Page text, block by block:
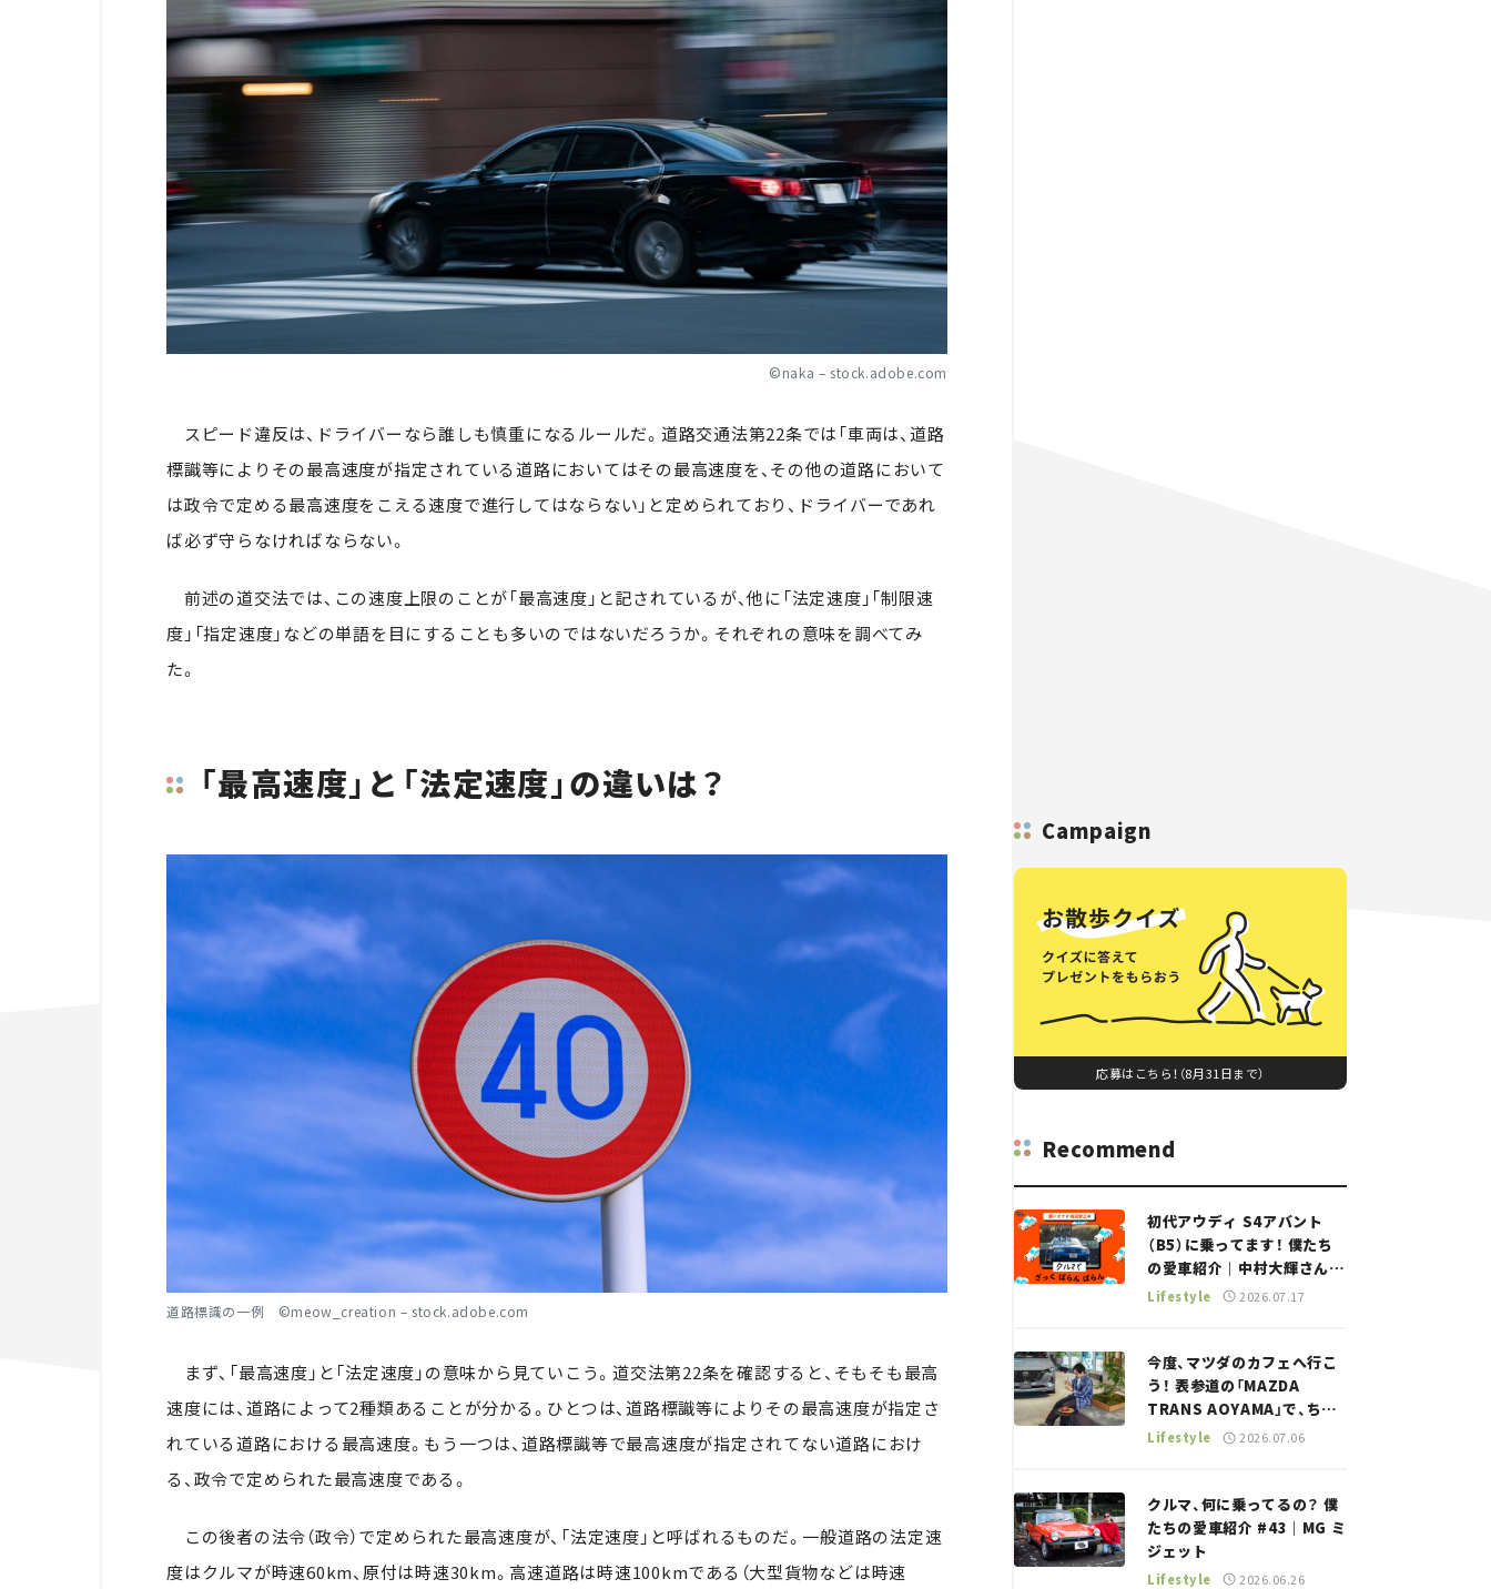
©naka – stock.adobe.com
スピード違反は、ドライバーなら誰しも慎重になるルールだ。道路交通法第22条では「車両は、道路
標識等によりその最高速度が指定されている道路においてはその最高速度を、その他の道路において
は政令で定める最高速度をこえる速度で進行してはならない」と定められており、ドライバーであれ
ば必ず守らなければならない。
前述の道交法では、この速度上限のことが「最高速度」と記されているが、他に「法定速度」「制限速
度」「指定速度」などの単語を目にすることも多いのではないだろうか。それぞれの意味を調べてみ
た。
「最高速度」と「法定速度」の違いは？
道路標識の一例 ©meow_creation – stock.adobe.com
まず、「最高速度」と「法定速度」の意味から見ていこう。 道交法第22条を確認すると、そもそも最高
速度には、道路によって2種類あることが分かる。ひとつは、道路標識等によりその最高速度が指定さ
れている道路における最高速度。もう一つは、道路標識等で最高速度が指定されてない道路におけ
る、政令で定められた最高速度である。
この後者の法令（政令）で定められた最高速度が、「法定速度」と呼ばれるものだ。一般道路の法定速
度はクルマが時速60km、原付は時速30km。高速道路は時速100kmである（大型貨物などは時速
Campaign
応募はこちら！（8月31日まで）
Recommend
初代アウディ S4アバント
（B5）に乗ってます！ 僕たち
の愛車紹介｜中村大輝さん
——瀬イオナと嶋田智之の
Lifestyle 2026.07.17
今度、マツダのカフェへ行こ
う！ 表参道の「MAZDA
TRANS AOYAMA」で、ちょ
っとひと息。——連載｜CCG
Lifestyle 2026.07.06
クルマ、何に乗ってるの？ 僕
たちの愛車紹介 #43｜MG ミ
ジェット
Lifestyle 2026.06.26